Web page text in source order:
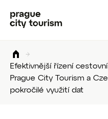
Efektivnější řízení
Prague City Tourism a
pokročilé využití dat